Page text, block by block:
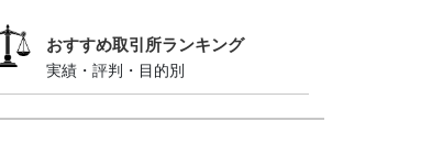
おすすめ取引所ランキング
実績・評判・目的別